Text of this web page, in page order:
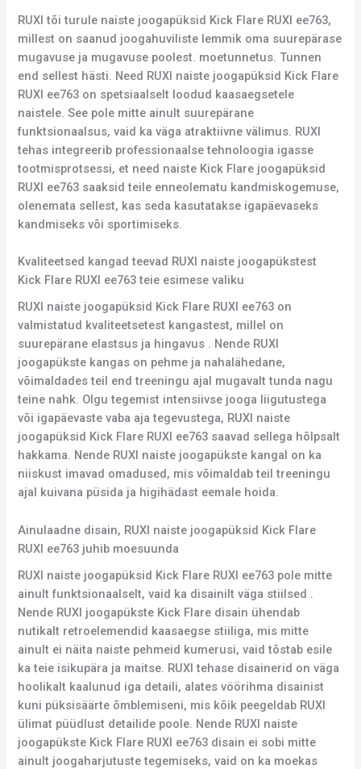
RUXI tõi turule naiste joogapüksid Kick Flare RUXI ee763,
millest on saanud joogahuviliste lemmik oma suurepärase
mugavuse ja mugavuse poolest. moetunnetus. Tunnen
end sellest hästi. Need RUXI naiste joogapüksid Kick Flare
RUXI ee763 on spetsiaalselt loodud kaasaegsetele
naistele. See pole mitte ainult suurepärane
funktsionaalsus, vaid ka väga atraktiivne välimus. RUXI
tehas integreerib professionaalse tehnoloogia igasse
tootmisprotsessi, et need naiste Kick Flare joogapüksid
RUXI ee763 saaksid teile enneolematu kandmiskogemuse,
olenemata sellest, kas seda kasutatakse igapäevaseks
kandmiseks või sportimiseks.
Kvaliteetsed kangad teevad RUXI naiste joogapükstest
Kick Flare RUXI ee763 teie esimese valiku
RUXI naiste joogapüksid Kick Flare RUXI ee763 on
valmistatud kvaliteetsetest kangastest, millel on
suurepärane elastsus ja hingavus . Nende RUXI
joogapükste kangas on pehme ja nahalähedane,
võimaldades teil end treeningu ajal mugavalt tunda nagu
teine nahk. Olgu tegemist intensiivse jooga liigutustega
või igapäevaste vaba aja tegevustega, RUXI naiste
joogapüksid Kick Flare RUXI ee763 saavad sellega hõlpsalt
hakkama. Nende RUXI naiste joogapükste kangal on ka
niiskust imavad omadused, mis võimaldab teil treeningu
ajal kuivana püsida ja higihädast eemale hoida.
Ainulaadne disain, RUXI naiste joogapüksid Kick Flare
RUXI ee763 juhib moesuunda
RUXI naiste joogapüksid Kick Flare RUXI ee763 pole mitte
ainult funktsionaalselt, vaid ka disainilt väga stiilsed .
Nende RUXI joogapükste Kick Flare disain ühendab
nutikalt retroelemendid kaasaegse stiiliga, mis mitte
ainult ei näita naiste pehmeid kumerusi, vaid tõstab esile
ka teie isikupära ja maitse. RUXI tehase disainerid on väga
hoolikalt kaalunud iga detaili, alates vöörihma disainist
kuni püksisäärte õmblemiseni, mis kõik peegeldab RUXI
ülimat püüdlust detailide poole. Nende RUXI naiste
joogapükste Kick Flare RUXI ee763 disain ei sobi mitte
ainult joogaharjutuste tegemiseks, vaid on ka moekas